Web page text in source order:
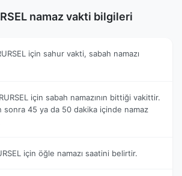
namaz vakti bilgileri
için sahur vakti, sabah namazı
için sabah namazının bittiği vakittir.
45 ya da 50 dakika içinde namaz
için öğle namazı saatini belirtir.